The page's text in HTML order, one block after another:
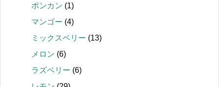
ポンカン (1)
マンゴー (4)
ミックスベリー (13)
メロン (6)
ラズベリー (6)